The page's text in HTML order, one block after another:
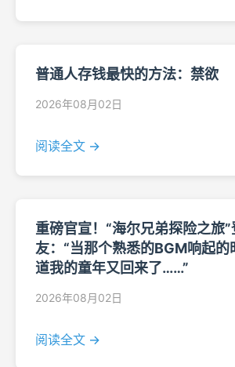
普通人存钱最快的方法：禁欲
2026年08月02日
阅读全文 →
重磅官宣！“海尔兄弟探险之旅
友：“当那个熟悉的BGM响起的
道我的童年又回来了……”
2026年08月02日
阅读全文 →